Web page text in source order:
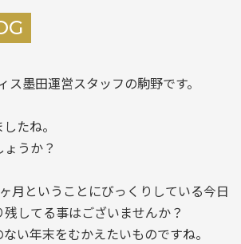
ス墨田運営スタッフの駒野です。
たね。
うか？
月ということにびっくりしている今日
してる事はございませんか？
い年末をむかえたいものですね。